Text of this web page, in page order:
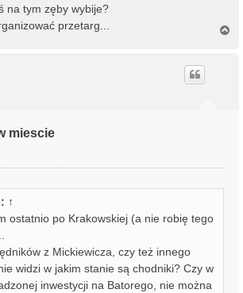
na tym zęby wybije?
przetarg...
miescie
↑
ostatnio po Krakowskiej (a nie robię tego
z Mickiewicza, czy też innego
widzi w jakim stanie są chodniki? Czy w
inwestycji na Batorego, nie można